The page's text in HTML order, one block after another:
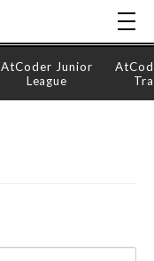
AtCoder Junior
League